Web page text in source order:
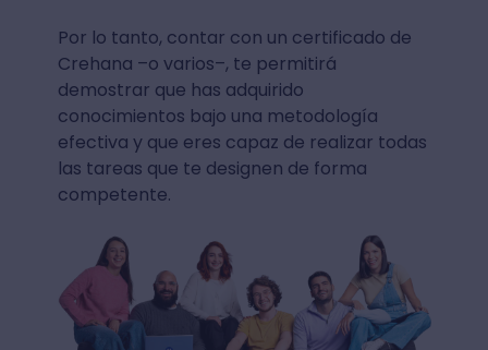
Por lo tanto, contar con un certificado de
Crehana –o varios–, te permitirá
demostrar que has adquirido
conocimientos bajo una metodología
efectiva y que eres capaz de realizar todas
las tareas que te designen de forma
competente.